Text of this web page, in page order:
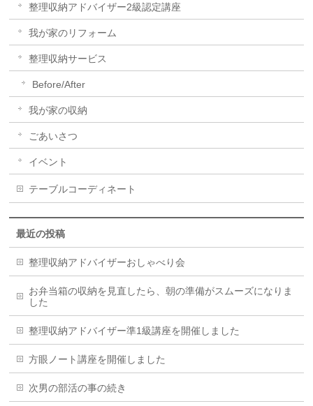
整理収納アドバイザー2級認定講座
我が家のリフォーム
整理収納サービス
Before/After
我が家の収納
ごあいさつ
イベント
テーブルコーディネート
最近の投稿
整理収納アドバイザーおしゃべり会
お弁当箱の収納を見直したら、朝の準備がスムーズになりま
した
整理収納アドバイザー準1級講座を開催しました
方眼ノート講座を開催しました
次男の部活の事の続き